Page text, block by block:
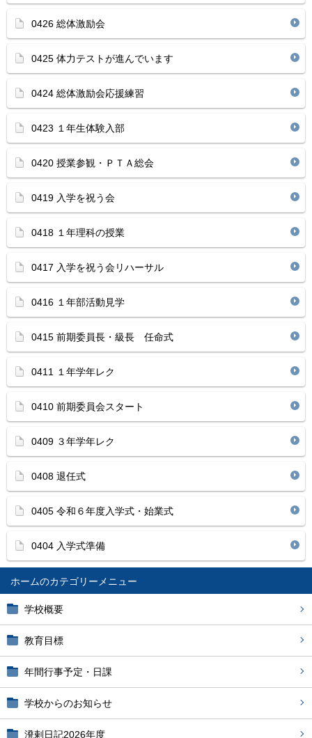
ホーム
学校概要
教育目標
年間行事予定・日課
学校からのお知らせ
溌剌日記2026年度
0426 総体激励会
0425 体力テストが進んでいます
0424 総体激励会応援練習
0423 １年生体験入部
0420 授業参観・ＰＴＡ総会
0419 入学を祝う会
0418 １年理科の授業
0417 入学を祝う会リハーサル
0416 １年部活動見学
0415 前期委員長・級長 任命式
0411 １年学年レク
0410 前期委員会スタート
0409 ３年学年レク
0408 退任式
0405 令和６年度入学式・始業式
0404 入学式準備